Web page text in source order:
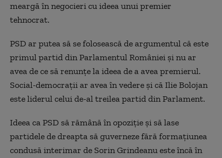
meargă în negocieri cu ideea unui premier
tehnocrat.
PSD ar putea să se folosească de argumentul că este
primul partid din Parlamentul României și nu ar
avea de ce să renunțe la ideea de a avea premierul.
Social-democrații ar avea în vedere și că Ilie Bolojan
este liderul celui de-al treilea partid din Parlament.
Ideea ca PSD să rămână în opoziție și să lase
partidele de dreapta să guverneze fără formațiunea
condusă interimar de Sorin Grindeanu este încă în